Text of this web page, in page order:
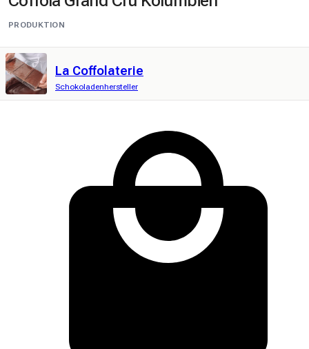
PRODUKTION
La Coffolaterie
Schokoladenhersteller